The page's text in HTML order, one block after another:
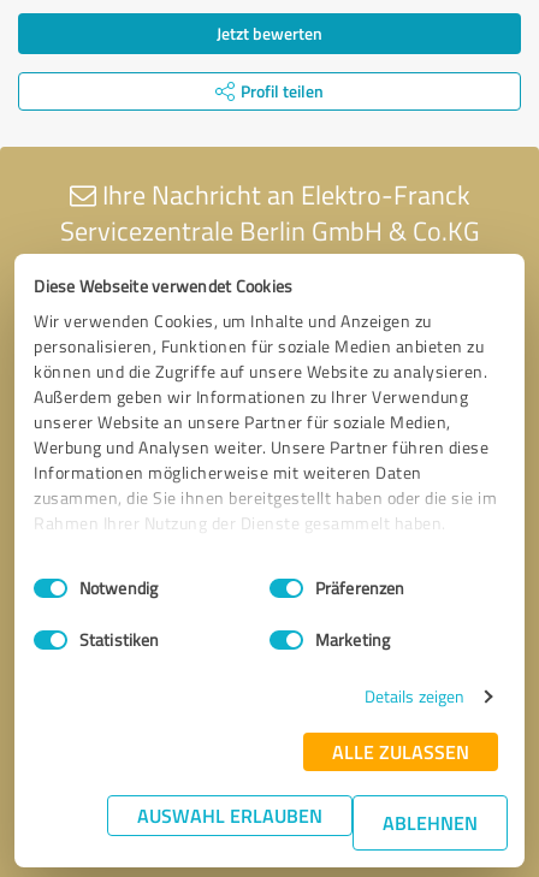
Diese Webseite verwendet Cookies
Wir verwenden Cookies, um Inhalte und Anzeigen zu
personalisieren, Funktionen für soziale Medien anbieten zu
können und die Zugriffe auf unsere Website zu analysieren.
Außerdem geben wir Informationen zu Ihrer Verwendung
unserer Website an unsere Partner für soziale Medien,
Werbung und Analysen weiter. Unsere Partner führen diese
Informationen möglicherweise mit weiteren Daten
zusammen, die Sie ihnen bereitgestellt haben oder die sie im
Rahmen Ihrer Nutzung der Dienste gesammelt haben.
Impressum Datenschutzbestimmungen
Einwilligungsauswahl
Notwendig Präferenzen
Statistiken Marketing
Details zeigen
ALLE ZULASSEN
AUSWAHL ERLAUBEN ABLEHNEN
Jetzt bewerten
Profil teilen
Ihre Nachricht an Elektro-Franck
Servicezentrale Berlin GmbH & Co.KG
* Erforderliche Angaben
Nachricht senden